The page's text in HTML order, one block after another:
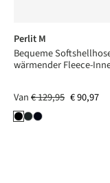
Perlit M
Bequeme
wärmender Fleece-
Van€ 129,95 € 90,97